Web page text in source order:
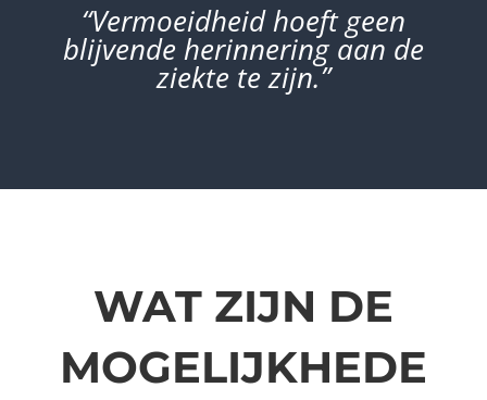
“Vermoeidheid hoeft geen
blijvende herinnering aan de
ziekte te zijn.”
WAT ZIJN DE
MOGELIJKHEDE